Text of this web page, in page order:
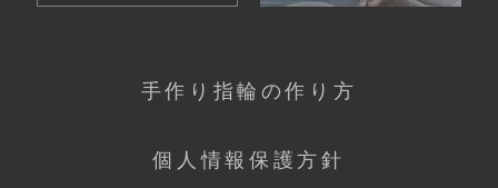
手作り指輪の作り方
個人情報保護方針